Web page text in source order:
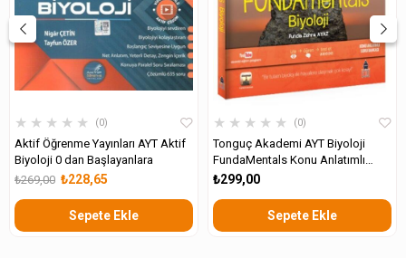
★ ★ ★ ★ ★ 0
Aktif Öğrenme Yayınları AYT Aktif
Biyoloji 0 dan Başlayanlara
₺228,65
₺269,00
Sepete Ekle
★ ★ ★ ★ ★ 0
Tonguç Akademi AYT Biyoloji
FundaMentals Konu Anlatımlı
Soru Bankası
₺299,00
Sepete Ekle